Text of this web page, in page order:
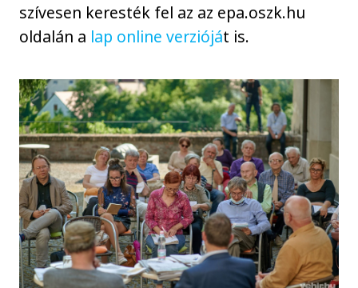
szívesen keresték fel az az epa.oszk.hu
oldalán a lap online verzióját is.